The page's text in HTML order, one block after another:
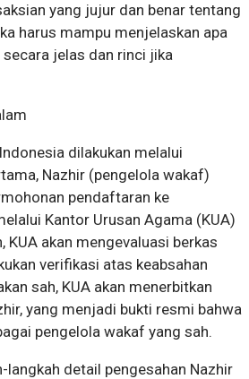
yang jujur dan benar tentang
harus mampu menjelaskan apa
jelas dan rinci jika
dilakukan melalui
Nazhir (pengelola wakaf)
pendaftaran ke
Kantor Urusan Agama (KUA)
KUA akan mengevaluasi berkas
verifikasi atas keabsahan
sah, KUA akan menerbitkan
yang menjadi bukti resmi bahwa
pengelola wakaf yang sah.
langkah detail pengesahan Nazhir